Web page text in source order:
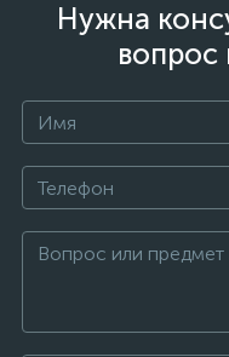
Нужна
вопрос